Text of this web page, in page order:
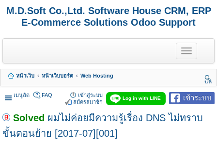
M.D.Soft Co.,Ltd. Software House CRM, ERP
E-Commerce Solutions Odoo Support
T
o
g
e
n
a
i
g
หน้าเว็บ หน้าเว็บบอร์ด
Web Hosting
นห
า
เมนูลัด
เข้าระบบ
Log in with LINE
FAQ
เข้าสู่ระบบ
สมัครสมาชิก
Solved ผมไม่ค่อยมีความรู้เรื่อง DNS ไม่ทราบ
ขั้นตอนย้าย [2017-07][001]